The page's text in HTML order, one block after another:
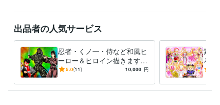
イラスト作成・漫画制作 イラスト　ロゴ　デザイン　動画　小説
ラスト　ロゴ　デザイン　動画　小説
アニメ コミック 特撮 ゲーム
出品者の人気サービス
忍者・くノ一・侍など和風ヒ
ーロー＆ヒロイン描きます
いかなるご指示でもイラスト
5.0(11) 10,000 円
素敵
ろな
ご希